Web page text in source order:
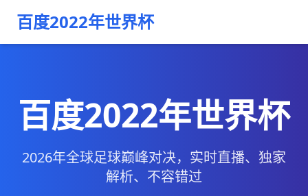
百度2022年世界杯
百度2022年世界杯
2026年全球足球巅峰对决，实时直播、独家
解析、不容错过